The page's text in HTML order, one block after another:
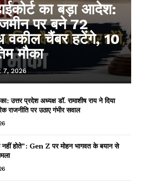
का बड़ा आदेश:
पर बने 72
वकील चैंबर हटेंगे, 10
मौका
7, 2026
उत्तर प्रदेश अध्यक्ष डॉ. रामाशीष राय ने दिया
राजनीति पर उठाए गंभीर सवाल
नहीं होते”: Gen Z पर मोहन भागवत के बयान से